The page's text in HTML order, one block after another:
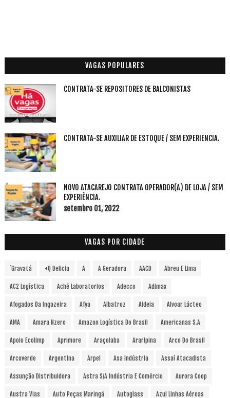
VAGAS POPULARES
CONTRATA-SE REPOSITORES DE BALCONISTAS
CONTRATA-SE AUXILIAR DE ESTOQUE / SEM EXPERIENCIA.
NOVO ATACAREJO CONTRATA OPERADOR(A) DE LOJA / SEM
EXPERIÊNCIA.
setembro 01, 2022
VAGAS POR CIDADE
´Gravatá +Q Delicia A A Geradora AACD Abreu E Lima
AC2 Logística Aché Laboratorios Adecco Adimax
Afogados Da Ingazeira Afya Albatroz Aldeia Alvoar Lácteo
AMA Amara Nzero Amazon Logística Do Brasil Americanas S.A
Apoio Ecolimp Aprimore Araçoiaba Araripina Arco Do Brasil
Arcoverde Argentina Arpel Asa Indústria Assaí Atacadista
Assunção Distribuidora Astra S/A Indústria E Comércio Aurora Coop
Austra Vias Auto Peças Maringá Autoglass Azul Linhas Aéreas